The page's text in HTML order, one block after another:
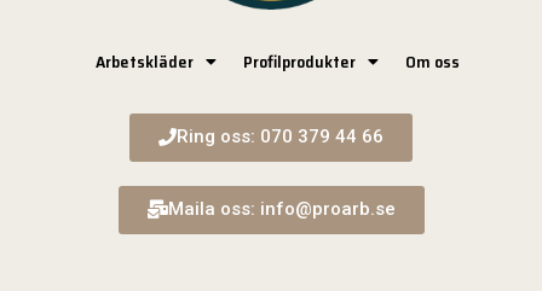
Arbetskläder Profilprodukter Om oss
Ring oss: 070 379 44 66
Maila oss: info@proarb.se